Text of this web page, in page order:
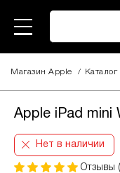
Магазин Apple / Каталог
Apple iPad mini
Нет в наличии
Отзывы